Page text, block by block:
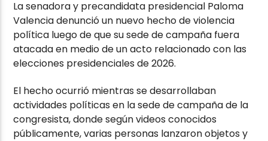
La senadora y precandidata presidencial Paloma
Valencia denunció un nuevo hecho de violencia
política luego de que su sede de campaña fuera
atacada en medio de un acto relacionado con las
elecciones presidenciales de 2026.
El hecho ocurrió mientras se desarrollaban
actividades políticas en la sede de campaña de la
congresista, donde según videos conocidos
públicamente, varias personas lanzaron objetos y